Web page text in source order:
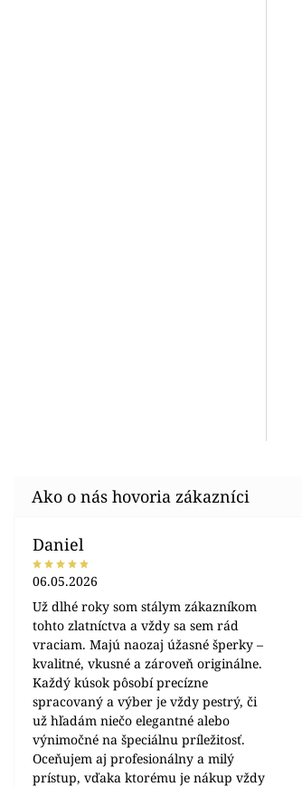
Daniel
06.05.2026
Už dlhé roky som stálym zákazníkom
tohto zlatníctva a vždy sa sem rád
vraciam. Majú naozaj úžasné šperky –
kvalitné, vkusné a zároveň originálne.
Každý kúsok pôsobí precízne
spracovaný a výber je vždy pestrý, či
už hľadám niečo elegantné alebo
výnimočné na špeciálnu príležitosť.
Oceňujem aj profesionálny a milý
prístup, vďaka ktorému je nákup vždy